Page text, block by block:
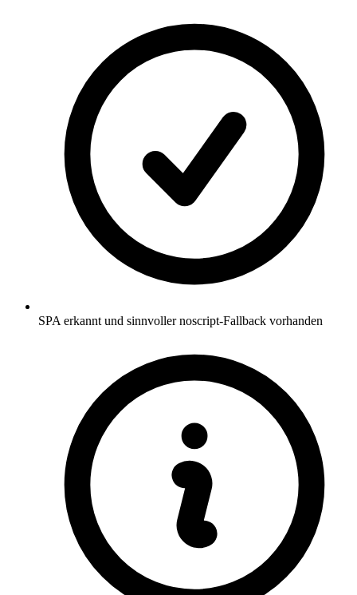
SPA erkannt und sinnvoller noscript-Fallback vorhanden